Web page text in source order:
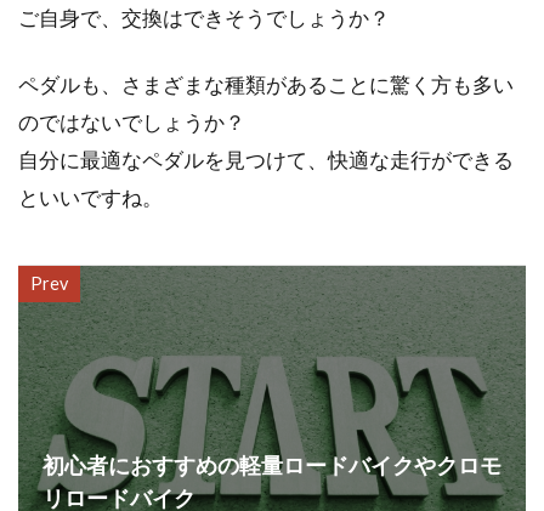
ご自身で、交換はできそうでしょうか？
ペダルも、さまざまな種類があることに驚く方も多い
のではないでしょうか？
自分に最適なペダルを見つけて、快適な走行ができる
といいですね。
Prev
初心者におすすめの軽量ロードバイクやクロモ
リロードバイク